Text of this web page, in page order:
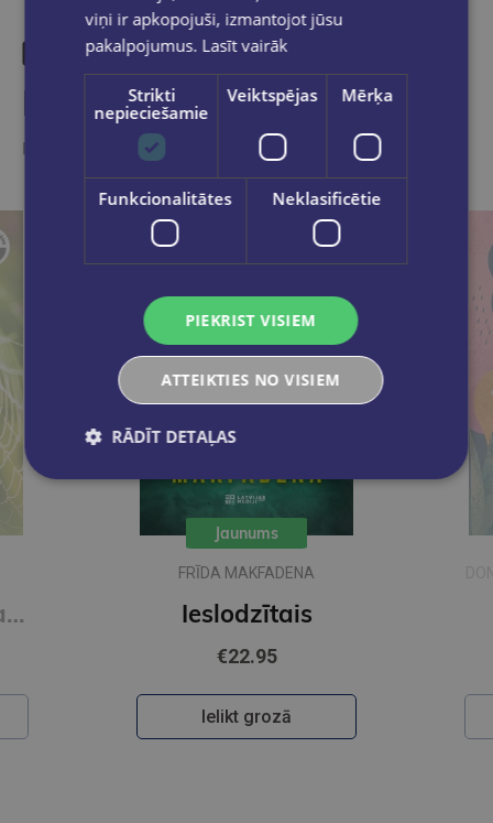
Līdzīgas preces
Ieskaties, varbūt noder
Zīda neceļi. Vakara romāns
Jaunums
FRĪDA MAKFADENA
Ieslodzītais
€22.95
Ielikt grozā
viņi ir apkopojuši, izmantojot jūsu
pakalpojumus. Lasīt vairāk
Strikti
nepieciešamie
Veiktspējas Mērķa
Funkcionalitātes Neklasificētie
PIEKRIST VISIEM
ATTEIKTIES NO VISIEM
RĀDĪT DETAĻAS